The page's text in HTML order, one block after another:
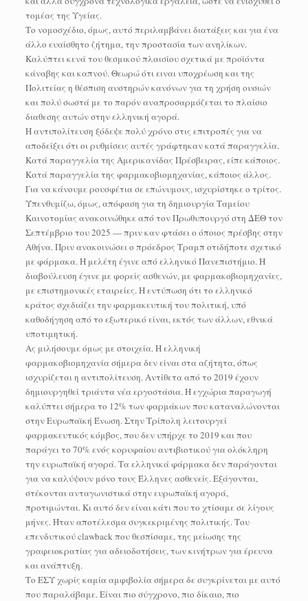
τομέας της Υγείας.
Το νομοσχέδιο, όμως, αυτό περιλαμβάνει διατάξεις και για ένα
άλλο ευαίσθητο ζήτημα, την προστασία των ανηλίκων.
Καλύπτει κενά του θεσμικού πλαισίου σχετικά με προϊόντα
κάναβης και καπνού. Θεωρώ ότι ειναι υποχρέωση και της
Πολιτείας η θέσπιση αυστηρών κανόνων για τη χρήση ουσιών
και πολύ σωστά με το παρόν αναπροσαρμόζεται το πλαίσιο
διαθεσης αυτών στην ελληνική αγορά.
Η αντιπολίτευση ξόδεψε πολύ χρόνο στις επιτροπές για να
αποδείξει ότι οι ρυθμίσεις αυτές γράφτηκαν κατά παραγγελία.
Κατά παραγγελία της Αμερικανίδας Πρέσβειρας, είπε κάποιος.
Κατά παραγγελία της φαρμακοβιομηχανίας, κάποιος άλλος.
Για να κάνουμε ρουσφέτια σε επώνυμους, ισχυρίστηκε ο τρίτος.
Υπενθυμίζω, όμως, απόφαση για τη δημιουργία Ταμείου
Καινοτομίας ανακοινώθηκε από τον Πρωθυπουργό στη ΔΕΘ τον
Σεπτέμβριο του 2025 — πριν καν φτάσει ο όποιος πρέσβης στην
Αθήνα. Πριν ανακοινώσει ο πρόεδρος Τραμπ οτιδήποτε σχετικό
με φάρμακα. Η μελέτη έγινε από ελληνικό Πανεπιστήμιο. Η
διαβούλευση έγινε με φορείς ασθενών, με φαρμακοβιομηχανίες,
με επιστημονικές εταιρείες. Η εντύπωση ότι το ελληνικό
κράτος σχεδιάζει την φαρμακευτική του πολιτική, υπό
καθοδήγηση από το εξωτερικό είναι, εκτός των άλλων, εθνικά
υποτιμητική.
Ας μιλήσουμε όμως με στοιχεία. Η ελληνική
φαρμακοβιομηχανία σήμερα δεν είναι στα αζήτητα, όπως
ισχυρίζεται η αντιπολίτευση. Αντίθετα από το 2019 έχουν
δημιουργηθεί τριάντα νέα εργοστάσια. Η εγχώρια παραγωγή
καλύπτει σήμερα το 12% των φαρμάκων που καταναλώνονται
στην Ευρωπαϊκή Ένωση. Στην Τρίπολη λειτουργεί
φαρμακευτικός κόμβος, που δεν υπήρχε το 2019 και που
παράγει το 70% ενός κορυφαίου αντιβιοτικού για ολόκληρη
την ευρωπαϊκή αγορά. Τα ελληνικά φάρμακα δεν παράγονται
για να καλύψουν μόνο τους Έλληνες ασθενείς. Εξάγονται,
στέκονται ανταγωνιστικά στην ευρωπαϊκή αγορά,
προτιμώνται. Κι αυτό δεν είναι κάτι που το χτίσαμε σε λίγους
μήνες. Ήταν αποτέλεσμα συγκεκριμένης πολιτικής. Του
επενδυτικού clawback που θεσπίσαμε, της μείωσης της
γραφειοκρατίας για αδειοδοτήσεις, των κινήτρων για έρευνα
και ανάπτυξη.
Το ΕΣΥ χωρίς καμία αμφιβολία σήμερα δε συγκρίνεται με αυτό
που παραλάβαμε. Είναι πιο σύγχρονο, πιο δίκαιο, πιο